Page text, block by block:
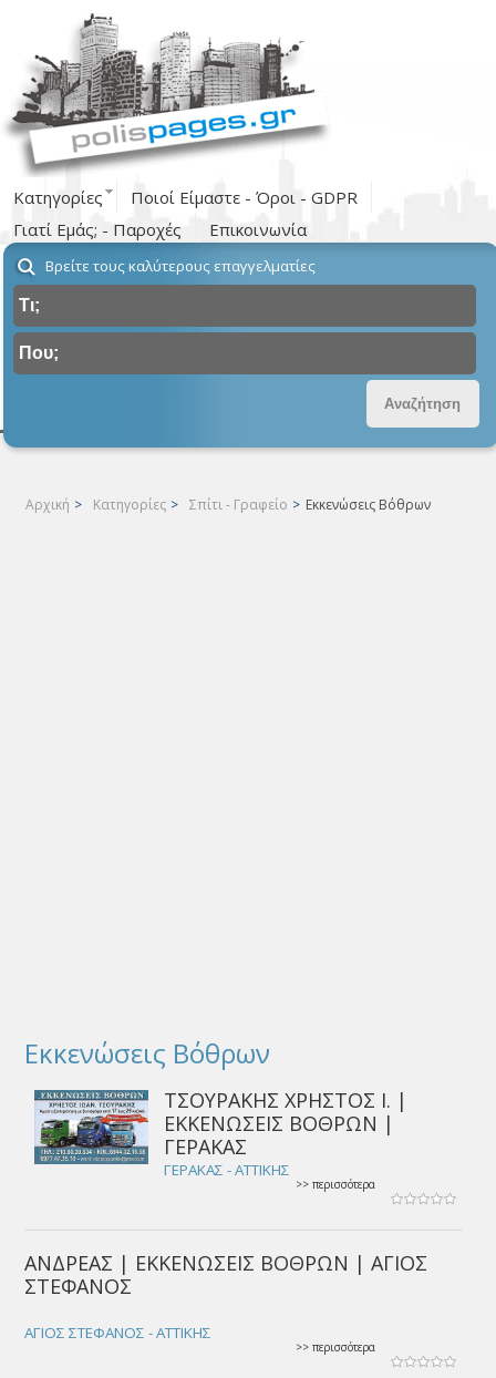
Κατηγορίες
Ποιοί Είμαστε - Όροι - GDPR
Γιατί Εμάς; - Παροχές
Επικοινωνία
Βρείτε τους καλύτερους επαγγελματίες
Αρχική > Κατηγορίες > Σπίτι - Γραφείο > Εκκενώσεις Βόθρων
Εκκενώσεις Βόθρων
ΤΣΟΥΡΑΚΗΣ ΧΡΗΣΤΟΣ Ι. |
ΕΚΚΕΝΩΣΕΙΣ ΒΟΘΡΩΝ |
ΓΕΡΑΚΑΣ
ΓΕΡΑΚΑΣ - ΑΤΤΙΚΗΣ
>> περισσότερα
ΑΝΔΡΕΑΣ | ΕΚΚΕΝΩΣΕΙΣ ΒΟΘΡΩΝ | ΑΓΙΟΣ
ΣΤΕΦΑΝΟΣ
ΑΓΙΟΣ ΣΤΕΦΑΝΟΣ - ΑΤΤΙΚΗΣ
>> περισσότερα